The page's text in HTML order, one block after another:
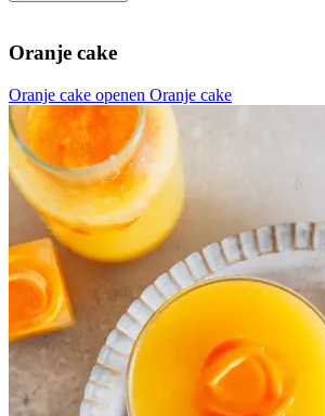
Oranje cake
Oranje cake openen Oranje cake